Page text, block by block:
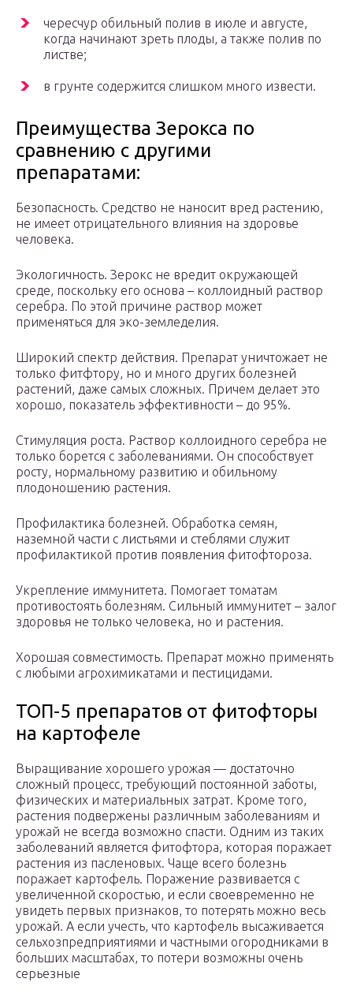
чересчур обильный полив в июле и августе,
когда начинают зреть плоды, а также полив по
листве;
в грунте содержится слишком много извести.
Преимущества Зерокса по
сравнению с другими
препаратами:
Безопасность. Средство не наносит вред растению,
не имеет отрицательного влияния на здоровье
человека.
Экологичность. Зерокс не вредит окружающей
среде, поскольку его основа – коллоидный раствор
серебра. По этой причине раствор может
применяться для эко-земледелия.
Широкий спектр действия. Препарат уничтожает не
только фитфтору, но и много других болезней
растений, даже самых сложных. Причем делает это
хорошо, показатель эффективности – до 95%.
Стимуляция роста. Раствор коллоидного серебра не
только борется с заболеваниями. Он способствует
росту, нормальному развитию и обильному
плодоношению растения.
Профилактика болезней. Обработка семян,
наземной части с листьями и стеблями служит
профилактикой против появления фитофтороза.
Укрепление иммунитета. Помогает томатам
противостоять болезням. Сильный иммунитет – залог
здоровья не только человека, но и растения.
Хорошая совместимость. Препарат можно применять
с любыми агрохимикатами и пестицидами.
ТОП-5 препаратов от фитофторы
на картофеле
Выращивание хорошего урожая — достаточно
сложный процесс, требующий постоянной заботы,
физических и материальных затрат. Кроме того,
растения подвержены различным заболеваниям и
урожай не всегда возможно спасти. Одним из таких
заболеваний является фитофтора, которая поражает
растения из пасленовых. Чаще всего болезнь
поражает картофель. Поражение развивается с
увеличенной скоростью, и если своевременно не
увидеть первых признаков, то потерять можно весь
урожай. А если учесть, что картофель высаживается
сельхозпредприятиями и частными огородниками в
больших масштабах, то потери возможны очень
серьезные